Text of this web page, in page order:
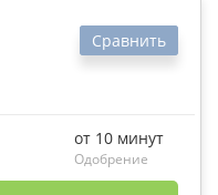
Сравнить
от 10 минут
Одобрение